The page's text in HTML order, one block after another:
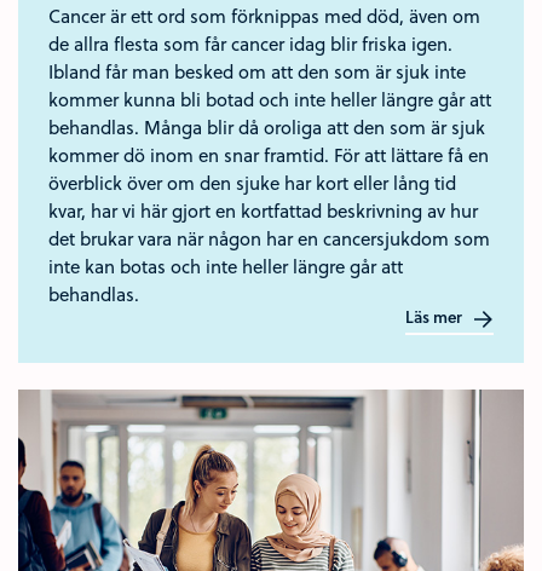
Cancer är ett ord som förknippas med död, även om
de allra flesta som får cancer idag blir friska igen.
Ibland får man besked om att den som är sjuk inte
kommer kunna bli botad och inte heller längre går att
behandlas. Många blir då oroliga att den som är sjuk
kommer dö inom en snar framtid. För att lättare få en
överblick över om den sjuke har kort eller lång tid
kvar, har vi här gjort en kortfattad beskrivning av hur
det brukar vara när någon har en cancersjukdom som
inte kan botas och inte heller längre går att
behandlas.
Läs mer